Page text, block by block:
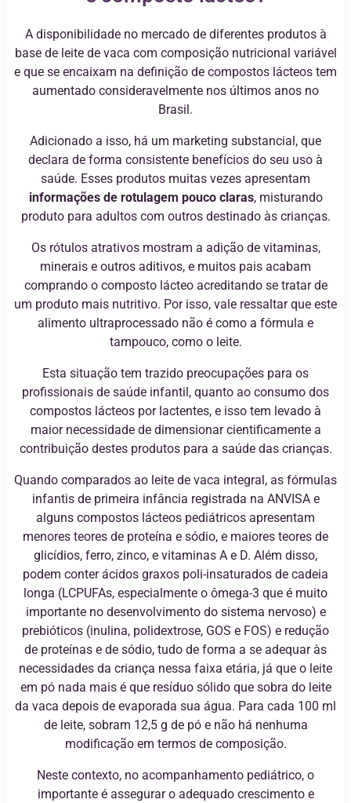
A disponibilidade no mercado de diferentes produtos à
base de leite de vaca com composição nutricional variável
e que se encaixam na definição de compostos lácteos tem
aumentado consideravelmente nos últimos anos no
Brasil.
Adicionado a isso, há um marketing substancial, que
declara de forma consistente benefícios do seu uso à
saúde. Esses produtos muitas vezes apresentam
informações de rotulagem pouco claras, misturando
produto para adultos com outros destinado às crianças.
Os rótulos atrativos mostram a adição de vitaminas,
minerais e outros aditivos, e muitos pais acabam
comprando o composto lácteo acreditando se tratar de
um produto mais nutritivo. Por isso, vale ressaltar que este
alimento ultraprocessado não é como a fórmula e
tampouco, como o leite.
Esta situação tem trazido preocupações para os
profissionais de saúde infantil, quanto ao consumo dos
compostos lácteos por lactentes, e isso tem levado à
maior necessidade de dimensionar cientificamente a
contribuição destes produtos para a saúde das crianças.
Quando comparados ao leite de vaca integral, as fórmulas
infantis de primeira infância registrada na ANVISA e
alguns compostos lácteos pediátricos apresentam
menores teores de proteína e sódio, e maiores teores de
glicídios, ferro, zinco, e vitaminas A e D. Além disso,
podem conter ácidos graxos poli-insaturados de cadeia
longa (LCPUFAs, especialmente o ômega-3 que é muito
importante no desenvolvimento do sistema nervoso) e
prebióticos (inulina, polidextrose, GOS e FOS) e redução
de proteínas e de sódio, tudo de forma a se adequar às
necessidades da criança nessa faixa etária, já que o leite
em pó nada mais é que resíduo sólido que sobra do leite
da vaca depois de evaporada sua água. Para cada 100 ml
de leite, sobram 12,5 g de pó e não há nenhuma
modificação em termos de composição.
Neste contexto, no acompanhamento pediátrico, o
importante é assegurar o adequado crescimento e